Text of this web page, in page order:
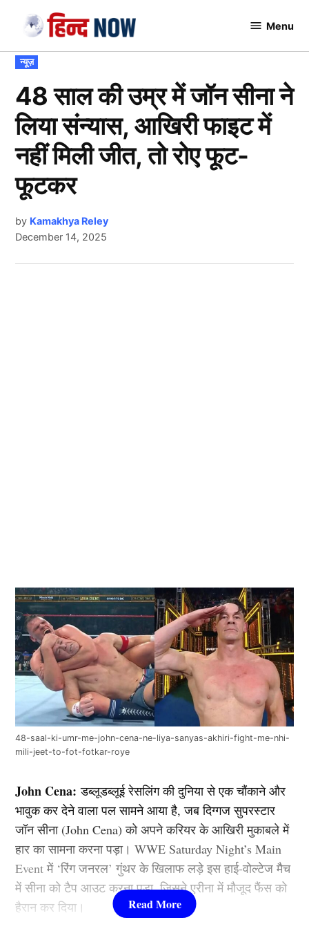
content
Menu
POSTED
IN
न्यूज़
48 साल की उम्र में जॉन सीना ने
लिया संन्यास, आखिरी फाइट में
नहीं मिली जीत, तो रोए फूट-
फूटकर
by Kamakhya Reley
December 14, 2025
48-saal-ki-umr-me-john-cena-ne-liya-sanyas-akhiri-fight-me-nhi-
mili-jeet-to-fot-fotkar-roye
John Cena:डब्लूडब्लूई रेसलिंग की दुनिया से एक चौंकाने और
भावुक कर देने वाला पल सामने आया है, जब दिग्गज सुपरस्टार
जॉन सीना (John Cena) को अपने करियर के आखिरी मुकाबले में
हार का सामना करना पड़ा। WWE Saturday Night’s Main
Event में ‘रिंग जनरल’ गुंथर के खिलाफ लड़े इस हाई-वोल्टेज मैच
में सीना को टैप आउट करना पड़ा, जिसने एरीना में मौजूद फैंस को
हैरान कर दिया।